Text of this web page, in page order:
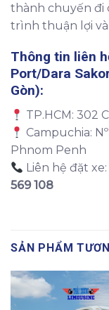
thành chuyến đi
trình thuận lợi
Thông tin liên
Port/Dara
Gòn):
TP.HCM: 302
Campuchia:
Phnom Penh
Liên hệ đặt
569 108
SẢN PHẨM